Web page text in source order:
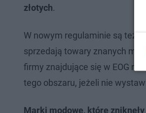
złotych.
W nowym regulaminie są też
sprzedają towary znanych
firmy znajdujące się w EOG
tego obszaru, jeżeli nie
Marki modowe, które